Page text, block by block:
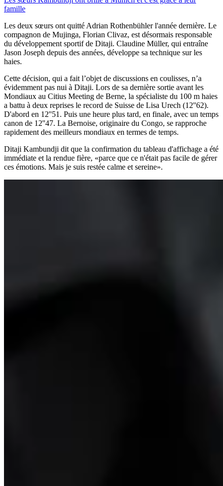
famille
Les deux sœurs ont quitté Adrian Rothenbühler l'année dernière. Le
compagnon de Mujinga, Florian Clivaz, est désormais responsable
du développement sportif de Ditaji. Claudine Müller, qui entraîne
Jason Joseph depuis des années, développe sa technique sur les
haies.
Cette décision, qui a fait l’objet de discussions en coulisses, n’a
évidemment pas nui à Ditaji. Lors de sa dernière sortie avant les
Mondiaux au Citius Meeting de Berne, la spécialiste du 100 m haies
a battu à deux reprises le record de Suisse de Lisa Urech (12''62).
D'abord en 12''51. Puis une heure plus tard, en finale, avec un temps
canon de 12''47. La Bernoise, originaire du Congo, se rapproche
rapidement des meilleurs mondiaux en termes de temps.
Ditaji Kambundji dit que la confirmation du tableau d'affichage a été
immédiate et la rendue fière, «parce que ce n'était pas facile de gérer
ces émotions. Mais je suis restée calme et sereine».